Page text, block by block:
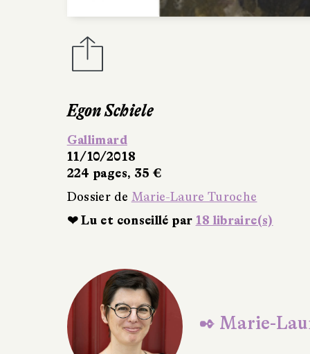
Egon Schiele
Gallimard
11/10/2018
224 pages, 35 €
Dossier de Marie-Laure Turoche
❤ Lu et conseillé par 18 libraire(s)
✒ Marie-